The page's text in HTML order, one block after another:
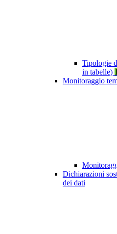
Tipologie
in tabelle) 1
Monitoraggio
Dichiarazioni
dei dati